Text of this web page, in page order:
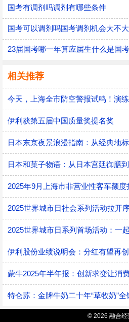
国考有调剂吗调剂有哪些条件
国考可以调剂吗国考调剂机会大不大
23届国考哪一年算应届生什么是国考
相关推荐
伊利获第五届中国质量奖提名奖
日本东京夜景浪漫指南：从经典地
日本和菓子物语：从日本宫廷御膳
2025年9月上海市非营业性客车额度
2025世界城市日系列首场活动：一
伊利股份业绩说明会：分红有望再
特仑苏：金牌牛奶二十年“草牧奶”
© 2026 融合经